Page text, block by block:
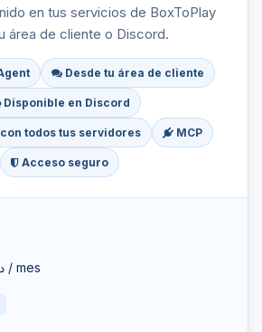
en tus servicios de BoxToPlay
área de cliente o Discord.
Desde tu área de cliente
Disponible en Discord
todos tus servidores MCP
Acceso seguro
د.م.‏ / mes